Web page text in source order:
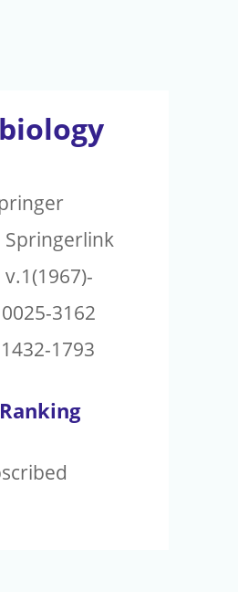
Springerlink
v.1(1967)-
0025-3162
1432-1793